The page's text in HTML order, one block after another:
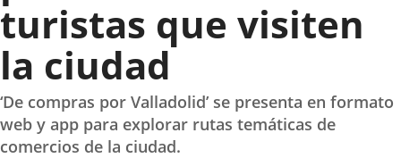
turistas que visiten
la ciudad
‘De compras por Valladolid’ se presenta en formato
web y app para explorar rutas temáticas de
comercios de la ciudad.